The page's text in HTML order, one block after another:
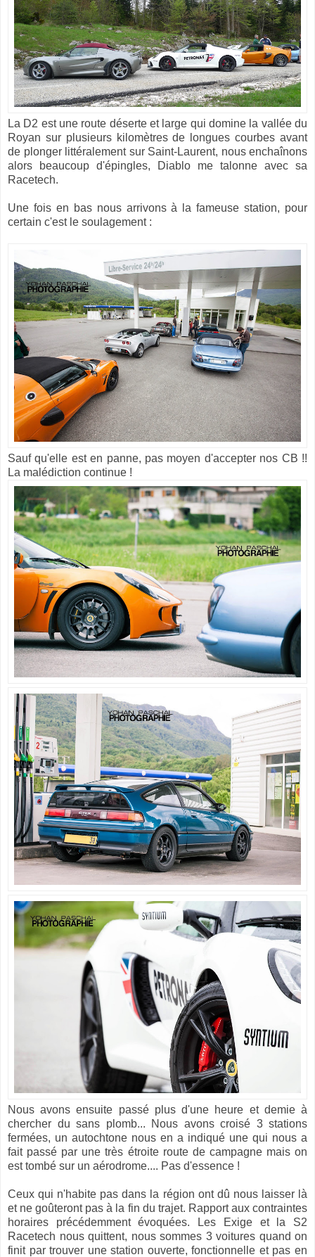
La D2 est une route déserte et large qui domine la vallée du
Royan sur plusieurs kilomètres de longues courbes avant
de plonger littéralement sur Saint-Laurent, nous enchaînons
alors beaucoup d'épingles, Diablo me talonne avec sa
Racetech.
Une fois en bas nous arrivons à la fameuse station, pour
certain c'est le soulagement :
Sauf qu'elle est en panne, pas moyen d'accepter nos CB !!
La malédiction continue !
Nous avons ensuite passé plus d'une heure et demie à
chercher du sans plomb... Nous avons croisé 3 stations
fermées, un autochtone nous en a indiqué une qui nous a
fait passé par une très étroite route de campagne mais on
est tombé sur un aérodrome.... Pas d'essence !
Ceux qui n'habite pas dans la région ont dû nous laisser là
et ne goûteront pas à la fin du trajet. Rapport aux contraintes
horaires précédemment évoquées. Les Exige et la S2
Racetech nous quittent, nous sommes 3 voitures quand on
finit par trouver une station ouverte, fonctionnelle et pas en